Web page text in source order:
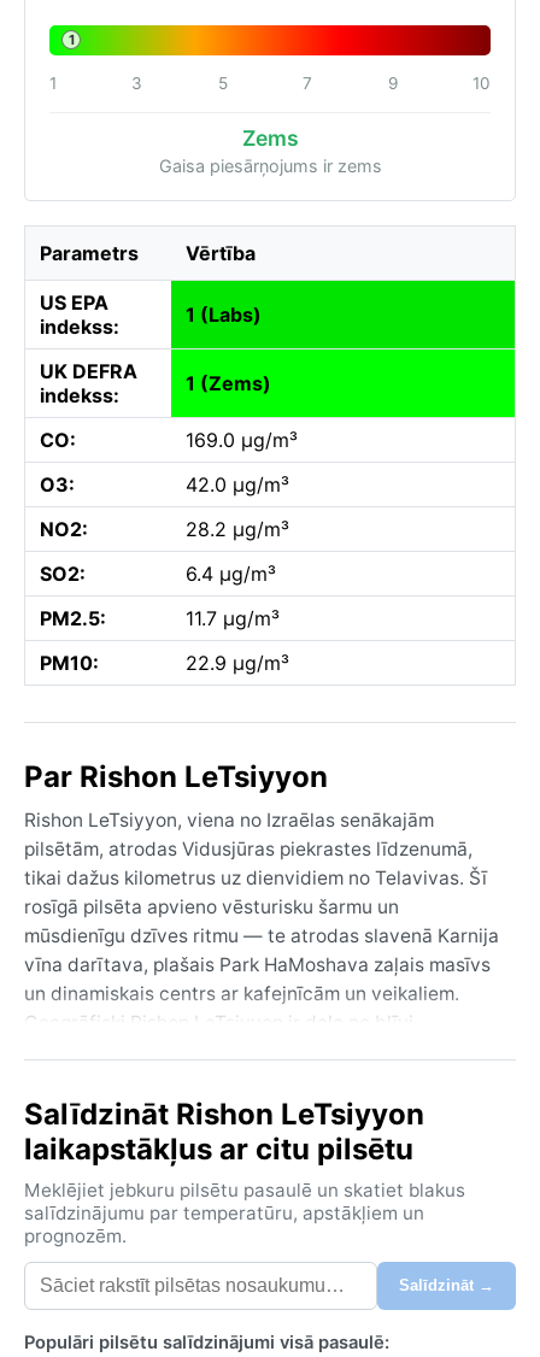
1
1 3 5 7 9 10
Zems
Gaisa piesārņojums ir zems
Parametrs Vērtība
US EPA
indekss:
1 (Labs)
UK DEFRA
indekss:
1 (Zems)
CO:
169.0 µg/m³
O3:
42.0 µg/m³
NO2:
28.2 µg/m³
SO2:
6.4 µg/m³
PM2.5:
11.7 µg/m³
PM10:
22.9 µg/m³
Par Rishon LeTsiyyon
Rishon LeTsiyyon, viena no Izraēlas senākajām
pilsētām, atrodas Vidusjūras piekrastes līdzenumā,
tikai dažus kilometrus uz dienvidiem no Telavivas. Šī
rosīgā pilsēta apvieno vēsturisku šarmu un
mūsdienīgu dzīves ritmu — te atrodas slavenā Karnija
vīna darītava, plašais Park HaMoshava zaļais masīvs
un dinamiskais centrs ar kafejnīcām un veikaliem.
Ģeogrāfiski Rishon LeTsiyyon ir daļa no blīvi
vēsmām.
Pilsētā valda **karsta vasaru Vidusjūras klimats
(Csa)**. Vasara ir ilga, sausa un karsta — jūnijā, jūlijā
un augustā temperatūra bieži pārsniedz 30 °C, un
gaisa mitrums jūras tuvuma dēļ ir mērens, nevis
smacējošs. Ziema ir maiga un lietaina, no novembra
līdz martam nokrīt gandrīz viss gada nokrišņu
noslīdēt līdz 10 °C naktīs. Tūristiem vasarā noder
Salīdzināt Rishon LeTsiyyon
laikapstākļus ar citu pilsētu
Meklējiet jebkuru pilsētu pasaulē un skatiet blakus
salīdzinājumu par temperatūru, apstākļiem un
prognozēm.
Salīdzināt →
Populāri pilsētu salīdzinājumi visā pasaulē: